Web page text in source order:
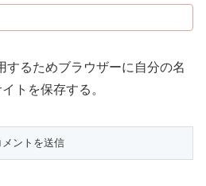
するためブラウザーに自分の名
トを保存する。